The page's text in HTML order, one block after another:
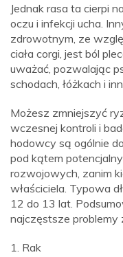
Jednak rasa ta cierpi
oczu i infekcji ucha.
zdrowotnym, ze
ciała corgi, jest ból
uważać, pozwalając
schodach, łóżkach i
Możesz zmniejszyć
wczesnej kontroli i
hodowcy są ogólnie
pod kątem
rozwojowych, zanim
właściciela. Typowa
12 do 13 lat.
najczęstsze problemy
1. Rak